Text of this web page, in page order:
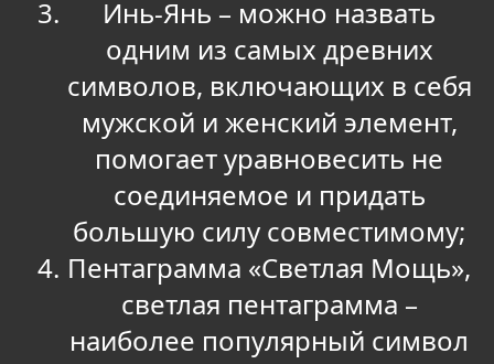
Инь-Янь – можно назвать
одним из самых древних
символов, включающих в себя
мужской и женский элемент,
помогает уравновесить не
соединяемое и придать
большую силу совместимому;
Пентаграмма «Светлая Мощь»,
светлая пентаграмма –
наиболее популярный символ